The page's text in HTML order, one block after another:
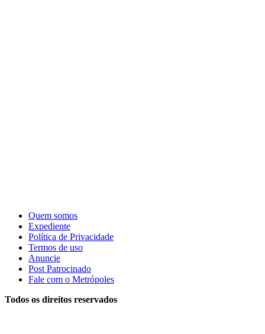
Quem somos
Expediente
Política de Privacidade
Termos de uso
Anuncie
Post Patrocinado
Fale com o Metrópoles
Todos os direitos reservados